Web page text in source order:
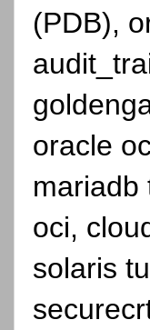
(PDB),
oracle
mariadb
oci,
solaris